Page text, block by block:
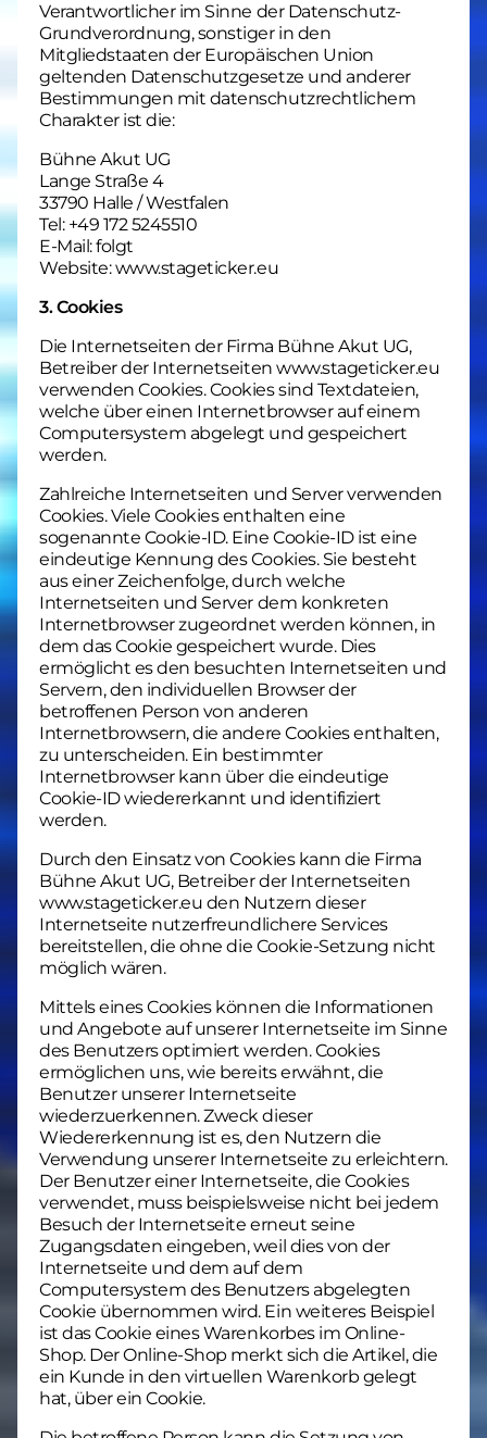
Verantwortlicher im Sinne der Datenschutz-
Grundverordnung, sonstiger in den
Mitgliedstaaten der Europäischen Union
geltenden Datenschutzgesetze und anderer
Bestimmungen mit datenschutzrechtlichem
Charakter ist die:
Bühne Akut UG
Lange Straße 4
33790 Halle / Westfalen
Tel: +49 172 5245510
E-Mail: folgt
Website: www.stageticker.eu
3. Cookies
Die Internetseiten der Firma Bühne Akut UG,
Betreiber der Internetseiten www.stageticker.eu
verwenden Cookies. Cookies sind Textdateien,
welche über einen Internetbrowser auf einem
Computersystem abgelegt und gespeichert
werden.
Zahlreiche Internetseiten und Server verwenden
Cookies. Viele Cookies enthalten eine
sogenannte Cookie-ID. Eine Cookie-ID ist eine
eindeutige Kennung des Cookies. Sie besteht
aus einer Zeichenfolge, durch welche
Internetseiten und Server dem konkreten
Internetbrowser zugeordnet werden können, in
dem das Cookie gespeichert wurde. Dies
ermöglicht es den besuchten Internetseiten und
Servern, den individuellen Browser der
betroffenen Person von anderen
Internetbrowsern, die andere Cookies enthalten,
zu unterscheiden. Ein bestimmter
Internetbrowser kann über die eindeutige
Cookie-ID wiedererkannt und identifiziert
werden.
Durch den Einsatz von Cookies kann die Firma
Bühne Akut UG, Betreiber der Internetseiten
www.stageticker.eu den Nutzern dieser
Internetseite nutzerfreundlichere Services
bereitstellen, die ohne die Cookie-Setzung nicht
möglich wären.
Mittels eines Cookies können die Informationen
und Angebote auf unserer Internetseite im Sinne
des Benutzers optimiert werden. Cookies
ermöglichen uns, wie bereits erwähnt, die
Benutzer unserer Internetseite
wiederzuerkennen. Zweck dieser
Wiedererkennung ist es, den Nutzern die
Verwendung unserer Internetseite zu erleichtern.
Der Benutzer einer Internetseite, die Cookies
verwendet, muss beispielsweise nicht bei jedem
Besuch der Internetseite erneut seine
Zugangsdaten eingeben, weil dies von der
Internetseite und dem auf dem
Computersystem des Benutzers abgelegten
Cookie übernommen wird. Ein weiteres Beispiel
ist das Cookie eines Warenkorbes im Online-
Shop. Der Online-Shop merkt sich die Artikel, die
ein Kunde in den virtuellen Warenkorb gelegt
hat, über ein Cookie.